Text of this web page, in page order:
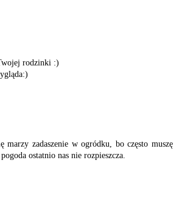
rodzinki :)
marzy zadaszenie w ogródku, bo często muszę
ostatnio nas nie rozpieszcza.